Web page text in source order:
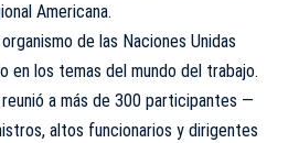
Americana.
de las Naciones Unidas
en los temas del mundo del trabajo.
reunió a más de 300 participantes —
altos funcionarios y dirigentes